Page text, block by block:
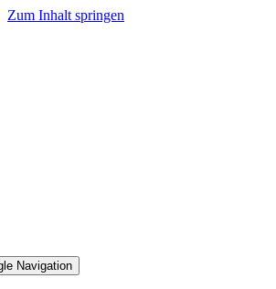
Zum Inhalt springen
Navigation